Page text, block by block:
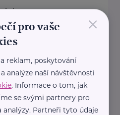
věcí ČR
Praha 2
×
pro vaše
reklam, poskytování
analýze naší návštěvnosti
. Informace o tom, jak
se svými partnery pro
analýzy. Partneři tyto údaje